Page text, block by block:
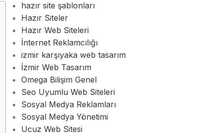
hazır site şablonları
Hazır Siteler
Hazır Web Siteleri
İnternet Reklamcılığı
izmir karşıyaka web tasarım
İzmir Web Tasarım
Omega Bilişim Genel
Seo Uyumlu Web Siteleri
Sosyal Medya Reklamları
Sosyal Medya Yönetimi
Ucuz Web Sitesi